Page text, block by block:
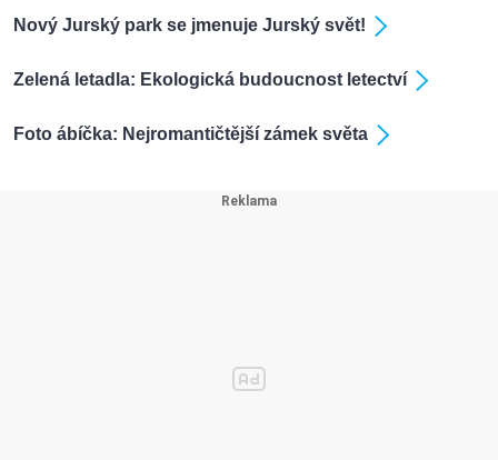
Nový Jurský park se jmenuje Jurský svět!
Zelená letadla: Ekologická budoucnost letectví
Foto ábíčka: Nejromantičtější zámek světa